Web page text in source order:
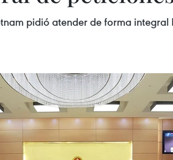
pidió atender de forma